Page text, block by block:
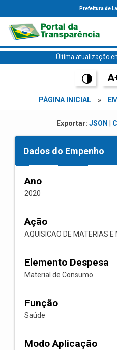
Prefeitura de
Última atualização
PÁGINA INICIAL »
Exportar: JSON
Dados do Empenho
Ano
2020
Ação
AQUISICAO DE MATERIAS E
Elemento Despesa
Material de Consumo
Função
Saúde
Modo Aplicação